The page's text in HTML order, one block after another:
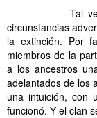
Tal vez, sin
circunstancias
la extinción. Por
miembros de la
a los ancestros
adelantados de los
una intuición, con
funcionó. Y el clan